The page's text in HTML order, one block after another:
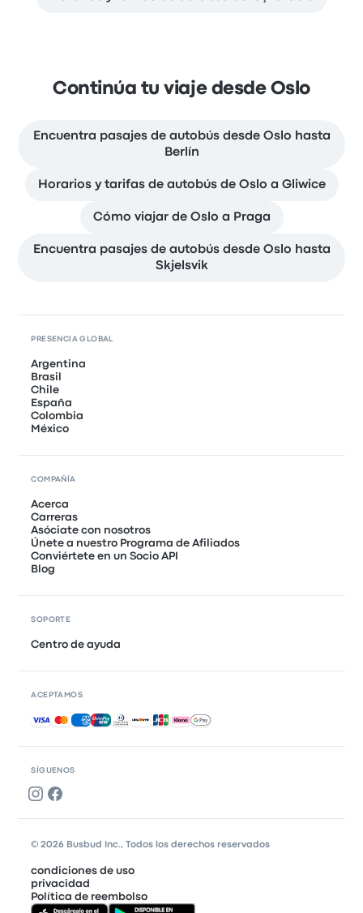
Continúa tu viaje desde Oslo
Encuentra pasajes de autobús desde Oslo hasta
Berlín
Horarios y tarifas de autobús de Oslo a Gliwice
Cómo viajar de Oslo a Praga
Encuentra pasajes de autobús desde Oslo hasta
Skjelsvik
SÍGUENOS
PRESENCIA GLOBAL
Argentina
Brasil
Chile
España
Colombia
México
COMPAÑÍA
Acerca
Carreras
Asóciate con nosotros
Únete a nuestro Programa de Afiliados
Conviértete en un Socio API
Blog
SOPORTE
Centro de ayuda
ACEPTAMOS
Pagos aceptados
© 2026 Busbud Inc., Todos los derechos reservados
condiciones de uso
privacidad
Política de reembolso